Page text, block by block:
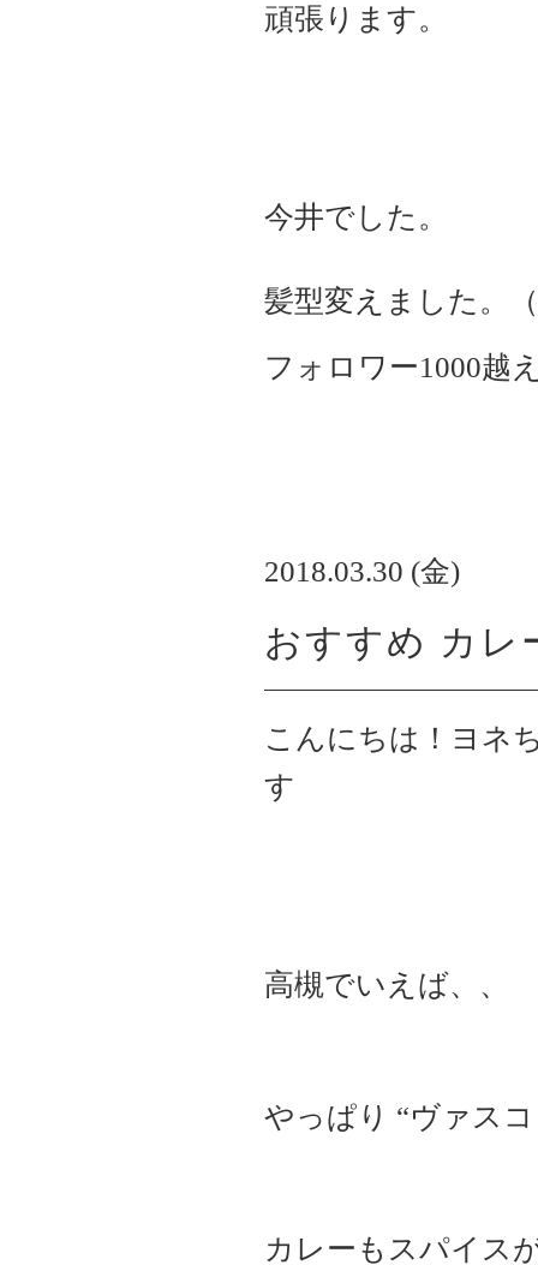
頑張ります。
今井でした。
髪型変えました。
フォロワー1000越
2018.03.30 (金)
おすすめ カレ
こんにちは！ヨネ
す
高槻でいえば、、
やっぱり “ヴァス
カレーもスパイス